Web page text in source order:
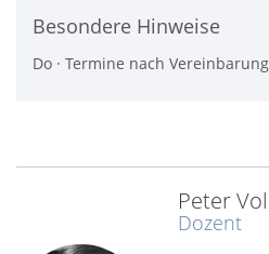
Besondere Hinweise
Do · Termine nach Vereinbarung
Peter
Dozent